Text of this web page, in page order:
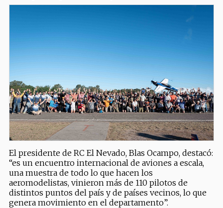
El presidente de RC El Nevado, Blas Ocampo, destacó:
“es un encuentro internacional de aviones a escala,
una muestra de todo lo que hacen los
aeromodelistas, vinieron más de 110 pilotos de
distintos puntos del país y de países vecinos, lo que
genera movimiento en el departamento”.